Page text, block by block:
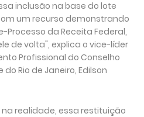
inclusão na base do lote
um recurso demonstrando
Processo da Receita Federal,
de volta", explica o vice-líder
Profissional do Conselho
Rio de Janeiro, Edilson
realidade, essa restituição